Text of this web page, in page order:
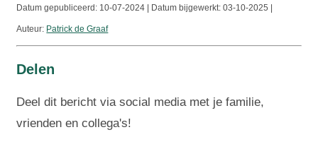
Datum gepubliceerd: 10-07-2024 | Datum bijgewerkt:03-10-2025 |
Auteur: Patrick de Graaf
Delen
Deel dit bericht via social media met je familie,
vrienden en collega's!